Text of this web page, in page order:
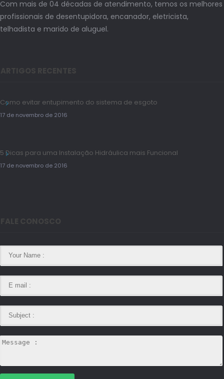
Com mais de 04 décadas de atendimento, temos os melhores
profissionais de desentupidora, encanador, eletricista,
telhadista e marido de aluguel.
Como evitar entupimento do sistema de esgoto
17 de novembro de 2016
5 Dicas para uma Instalação Hidráulica mais Funcional
17 de novembro de 2016